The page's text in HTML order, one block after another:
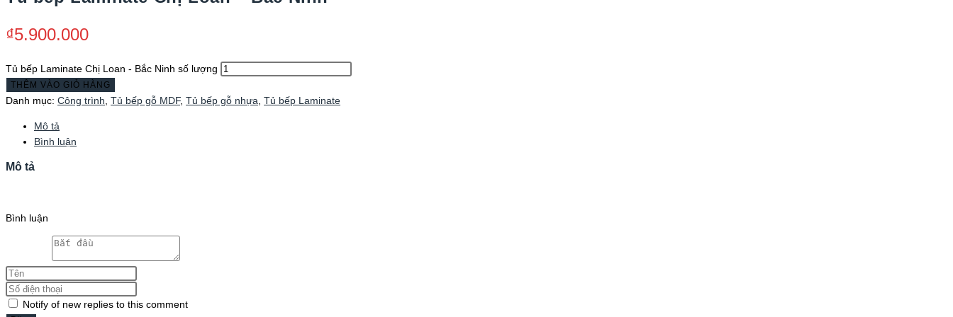
₫5.900.000
Tủ bếp Laminate Chị Loan - Bắc Ninh số lượng
THÊM VÀO GIỎ HÀNG
Danh mục: Công trình Tủ bếp gỗ MDF, Tủ bếp gỗ nhựa Tủ bếp Laminate
Mô tả
Bình luận
Mô tả
Bình luận
Notify of new replies to this comment